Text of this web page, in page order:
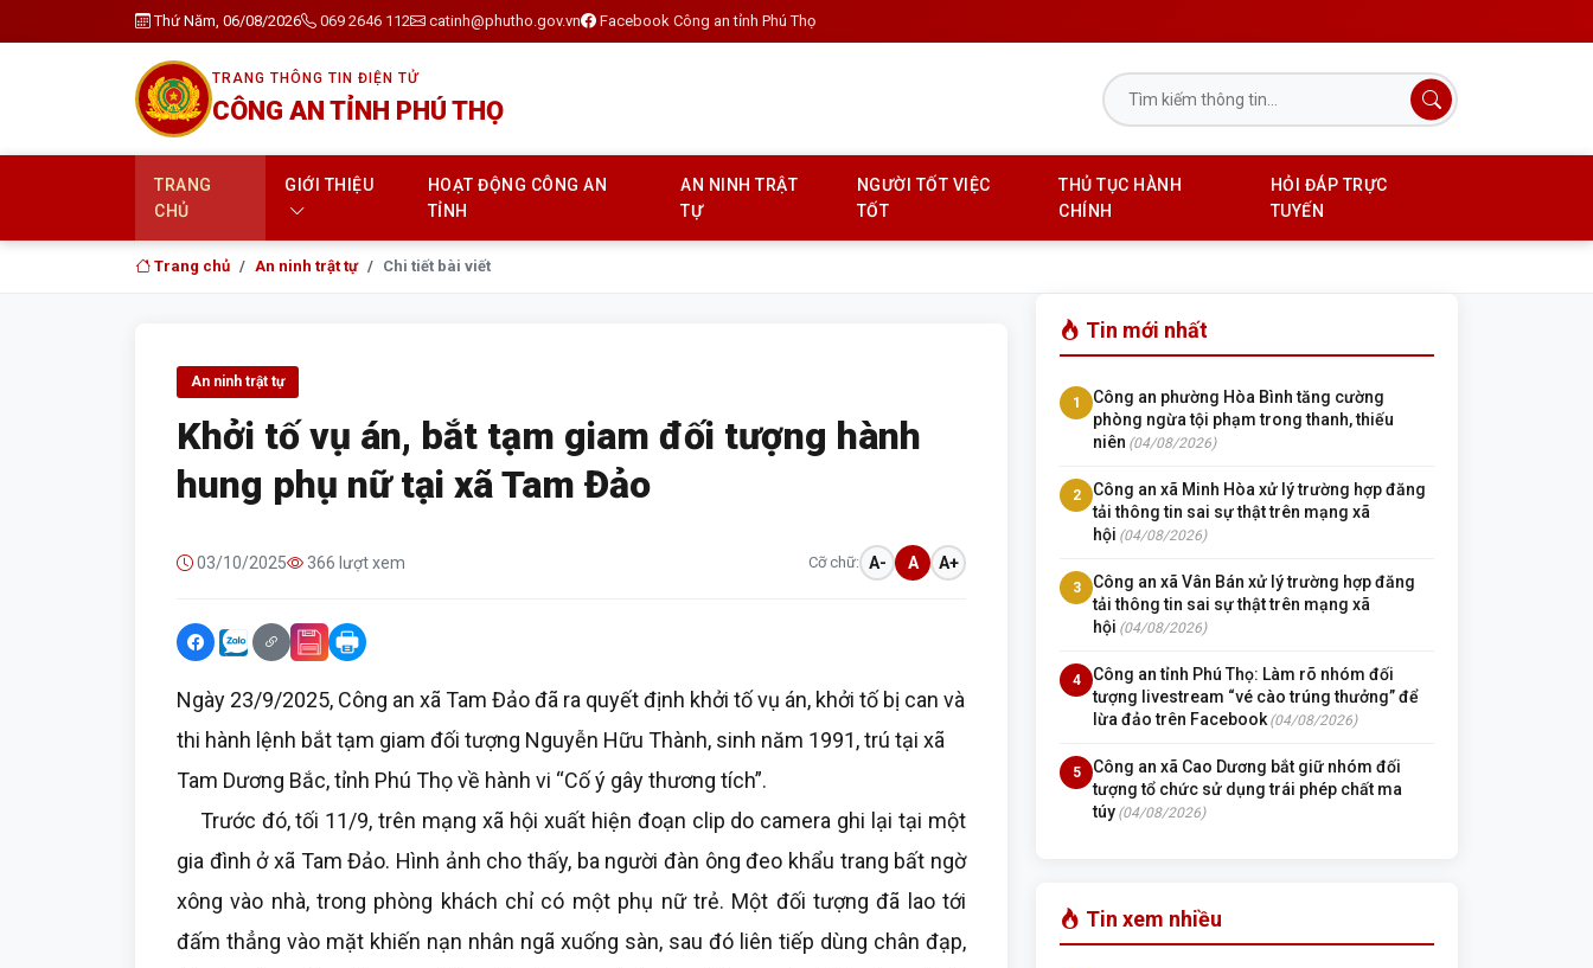
Thứ Năm, 06/08/2026 069 2646 112 catinh@phutho.gov.vn Facebook Công an tỉnh Phú Thọ
TRANG THÔNG TIN ĐIỆN TỬ
CÔNG AN TỈNH PHÚ THỌ
TRANG
CHỦ
GIỚI THIỆU
HOẠT ĐỘNG CÔNG AN
TỈNH
AN NINH TRẬT
TỰ
NGƯỜI TỐT VIỆC
TỐT
THỦ TỤC HÀNH
CHÍNH
HỎI ĐÁP TRỰC
TUYẾN
Trang chủ An ninh trật tự Chi tiết bài viết
An ninh trật tự
Khởi tố vụ án, bắt tạm giam đối tượng hành
hung phụ nữ tại xã Tam Đảo
03/10/2025 366 lượt xem Cỡ chữ: A- A A+
Ngày 23/9/2025, Công an xã Tam Đảo đã ra quyết định khởi tố vụ án, khởi tố bị can và
thi hành lệnh bắt tạm giam đối tượng Nguyễn Hữu Thành, sinh năm 1991, trú tại xã
Tam Dương Bắc, tỉnh Phú Thọ về hành vi “Cố ý gây thương tích”.
Trước đó, tối 11/9, trên mạng xã hội xuất hiện đoạn clip do camera ghi lại tại một
gia đình ở xã Tam Đảo. Hình ảnh cho thấy, ba người đàn ông đeo khẩu trang bất ngờ
xông vào nhà, trong phòng khách chỉ có một phụ nữ trẻ. Một đối tượng đã lao tới
đấm thẳng vào mặt khiến nạn nhân ngã xuống sàn, sau đó liên tiếp dùng chân đạp,
Tin mới nhất
1
Công an phường Hòa Bình tăng cường
phòng ngừa tội phạm trong thanh, thiếu
niên (04/08/2026)
2
Công an xã Minh Hòa xử lý trường hợp đăng
tải thông tin sai sự thật trên mạng xã
hội (04/08/2026)
3
Công an xã Vân Bán xử lý trường hợp đăng
tải thông tin sai sự thật trên mạng xã
hội (04/08/2026)
4
Công an tỉnh Phú Thọ: Làm rõ nhóm đối
tượng livestream “vé cào trúng thưởng” để
lừa đảo trên Facebook (04/08/2026)
5
Công an xã Cao Dương bắt giữ nhóm đối
tượng tổ chức sử dụng trái phép chất ma
túy (04/08/2026)
Tin xem nhiều